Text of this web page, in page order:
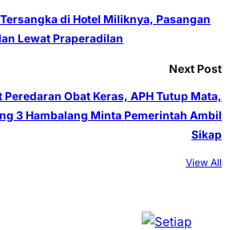
di Hotel Miliknya, Pasangan
Lewat Praperadilan
Next Post
Obat Keras, APH Tutup Mata,
3 Hambalang Minta Pemerintah Ambil
Sikap
View All